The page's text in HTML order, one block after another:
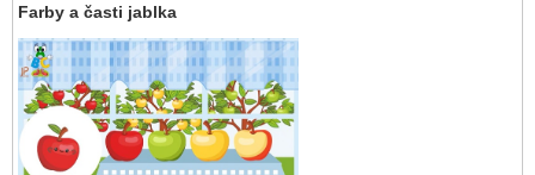
Farby a časti jablka